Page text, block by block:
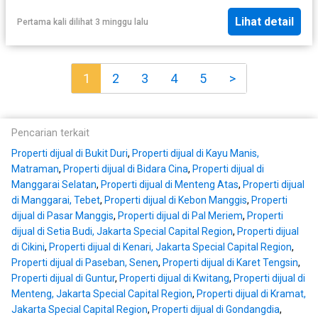
Pertama kali dilihat 3 minggu lalu Lihat detail
1 2 3 4 5 >
Pencarian terkait
Properti dijual di Bukit Duri, Properti dijual di Kayu Manis,
Matraman, Properti dijual di Bidara Cina, Properti dijual di
Manggarai Selatan, Properti dijual di Menteng Atas, Properti dijual
di Manggarai, Tebet, Properti dijual di Kebon Manggis, Properti
dijual di Pasar Manggis, Properti dijual di Pal Meriem, Properti
dijual di Setia Budi, Jakarta Special Capital Region, Properti dijual
di Cikini, Properti dijual di Kenari, Jakarta Special Capital Region,
Properti dijual di Paseban, Senen, Properti dijual di Karet Tengsin,
Properti dijual di Guntur, Properti dijual di Kwitang, Properti dijual di
Menteng, Jakarta Special Capital Region, Properti dijual di Kramat,
Jakarta Special Capital Region, Properti dijual di Gondangdia,